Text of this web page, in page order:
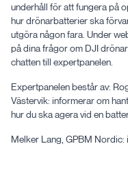
underhåll för att fungera på
hur drönarbatterier ska
utgöra någon fara. Under
på dina frågor om DJI
chatten till expertpanelen.
Expertpanelen består av:
Västervik: informerar om
hur du ska agera vid en
Melker Lang, GPBM